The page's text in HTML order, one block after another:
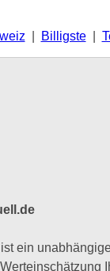
| Billigste|
ein